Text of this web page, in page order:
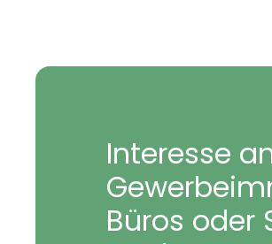
Interesse
Büros oder